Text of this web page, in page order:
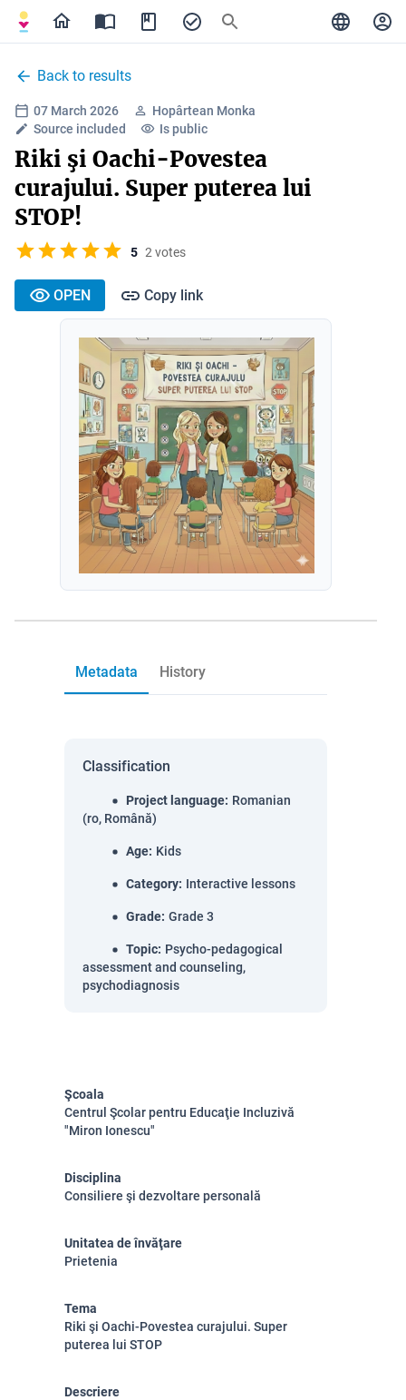
Back to results
07 March 2026
Hopârtean Monka
Source included
Is public
Riki şi Oachi-Povestea
curajului. Super puterea lui
STOP!
5 2 votes
OPEN Copy link
Metadata History
Classification
Project language: Romanian
(ro, Română)
Age: Kids
Category: Interactive lessons
Grade: Grade 3
Topic: Psycho-pedagogical
assessment and counseling,
psychodiagnosis
Şcoala
Centrul Şcolar pentru Educaţie Incluzivă
"Miron Ionescu"
Disciplina
Consiliere şi dezvoltare personală
Unitatea de învăţare
Prietenia
Tema
Riki şi Oachi-Povestea curajului. Super
puterea lui STOP
Descriere